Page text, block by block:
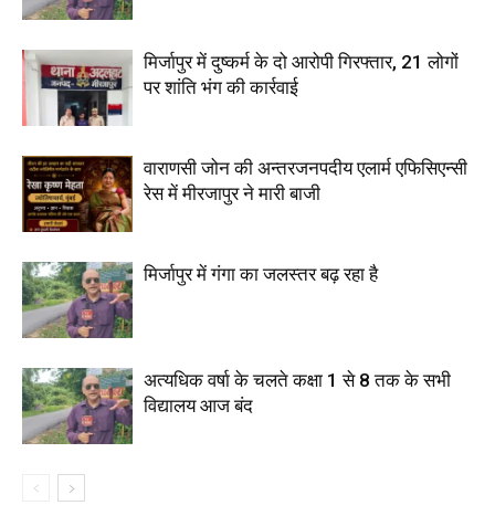
मिर्जापुर में दुष्कर्म के दो आरोपी गिरफ्तार, 21 लोगों
पर शांति भंग की कार्रवाई
वाराणसी जोन की अन्तरजनपदीय एलार्म एफिसिएन्सी
रेस में मीरजापुर ने मारी बाजी
मिर्जापुर में गंगा का जलस्तर बढ़ रहा है
अत्यधिक वर्षा के चलते कक्षा 1 से 8 तक के सभी
विद्यालय आज बंद